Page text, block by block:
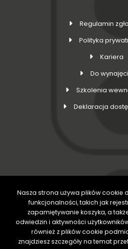
Regulamin
Polityka
Kariera
Do
Szkolenia
Deklaracja
DOŁĄCZ DO
Nasza strona używa plików cookie
funkcjonalności, takich jak
zapamiętywanie koszyka, a
odwiedzin i aktywności
również z plików cookie
znajdziesz szczegóły na temat